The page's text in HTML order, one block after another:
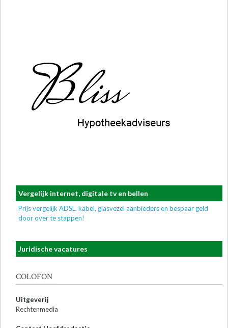
Vergelijk internet, digitale tv en bellen
Prijs vergelijk ADSL, kabel, glasvezel aanbieders en bespaar geld
door over te stappen!
Juridische vacatures
COLOFON
Uitgeverij
Rechtenmedia